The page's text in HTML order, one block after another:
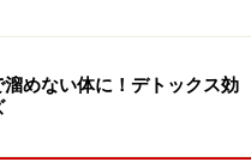
がついてきたら、続け
がベスト。この時、足
りも、片足ずつ交互に1
サーのように）、運動
ダイエットの方法につな
めない体に！デトックス効